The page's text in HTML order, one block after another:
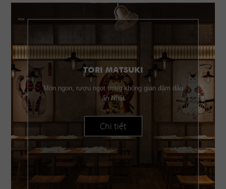
TORI MATSUKI
Món ngon, rượu ngọt trong không gian đậm dấu
ấn Nhật
Chi tiết